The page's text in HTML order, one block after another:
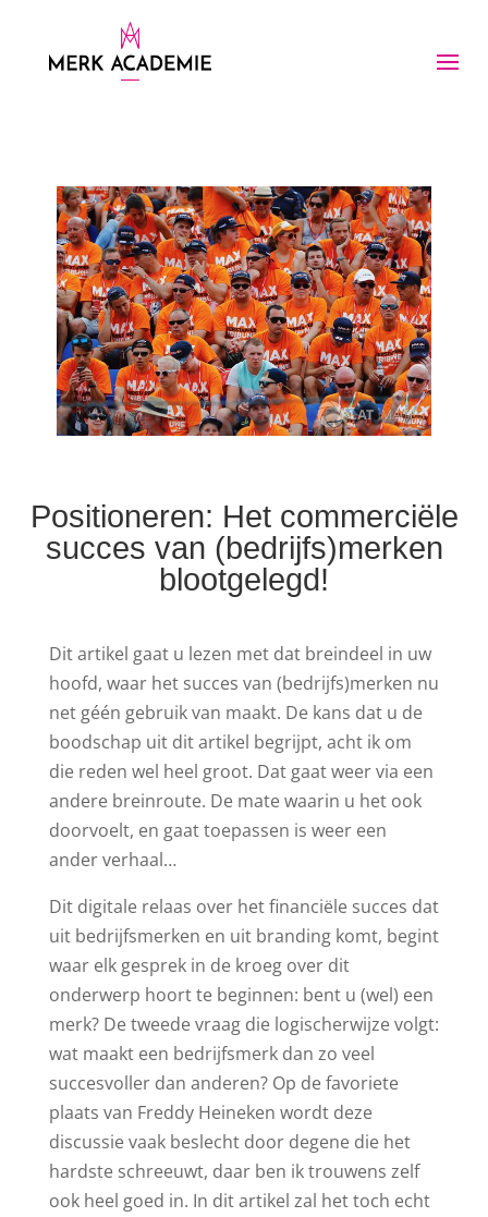
Positioneren: Het commerciële
succes van (bedrijfs)merken
blootgelegd!
Dit artikel gaat u lezen met dat breindeel in uw
hoofd, waar het succes van (bedrijfs)merken nu
net géén gebruik van maakt. De kans dat u de
boodschap uit dit artikel begrijpt, acht ik om
die reden wel heel groot. Dat gaat weer via een
andere breinroute. De mate waarin u het ook
doorvoelt, en gaat toepassen is weer een
ander verhaal…
Dit digitale relaas over het financiële succes dat
uit bedrijfsmerken en uit branding komt, begint
waar elk gesprek in de kroeg over dit
onderwerp hoort te beginnen: bent u (wel) een
merk? De tweede vraag die logischerwijze volgt:
wat maakt een bedrijfsmerk dan zo veel
succesvoller dan anderen? Op de favoriete
plaats van Freddy Heineken wordt deze
discussie vaak beslecht door degene die het
hardste schreeuwt, daar ben ik trouwens zelf
ook heel goed in. In dit artikel zal het toch echt